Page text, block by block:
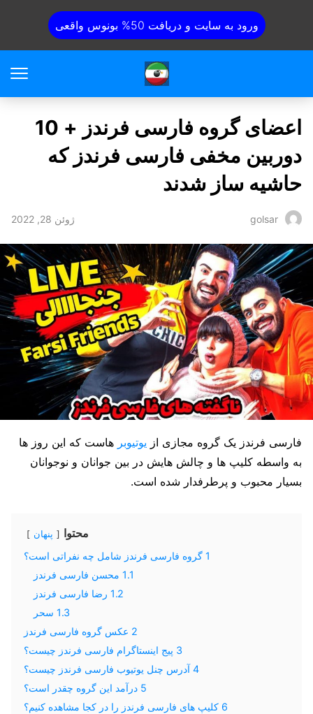
ورود به سایت و دریافت 50% بونوس واقعی
اعضای گروه فارسی فرندز + 10
دوربین مخفی فارسی فرندز که
حاشیه ساز شدند
golsar ژوئن 28, 2022
فارسی فرندز یک گروه مجازی از یوتیوبر هاست که این روز ها
به واسطه کلیپ ها و چالش هایش در بین جوانان و نوجوانان
بسیار محبوب و پرطرفدار شده است.
محتوا پنهان
1 گروه فارسی فرندز شامل چه نفراتی است؟
1.1 محسن فارسی فرندز
1.2 رضا فارسی فرندز
1.3 سحر
2 عکس گروه فارسی فرندز
3 پیج اینستاگرام فارسی فرندز چیست؟
4 آدرس چنل یوتیوب فارسی فرندز چیست؟
5 درآمد این گروه چقدر است؟
6 کلیپ های فارسی فرندز را در کجا مشاهده کنیم؟